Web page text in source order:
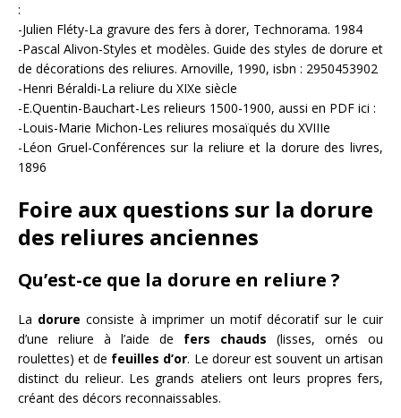
:
-Julien Fléty-La gravure des fers à dorer, Technorama. 1984
-Pascal Alivon-Styles et modèles. Guide des styles de dorure et
de décorations des reliures. Arnoville, 1990, isbn : 2950453902
-Henri Béraldi-La reliure du XIXe siècle
-E.Quentin-Bauchart-Les relieurs 1500-1900, aussi en PDF ici :
-Louis-Marie Michon-Les reliures mosaïqués du XVIIIe
-Léon Gruel-Conférences sur la reliure et la dorure des livres,
1896
Foire aux questions sur la dorure
des reliures anciennes
Qu’est-ce que la dorure en reliure ?
La dorure consiste à imprimer un motif décoratif sur le cuir
d’une reliure à l’aide de fers chauds (lisses, ornés ou
roulettes) et de feuilles d’or. Le doreur est souvent un artisan
distinct du relieur. Les grands ateliers ont leurs propres fers,
créant des décors reconnaissables.